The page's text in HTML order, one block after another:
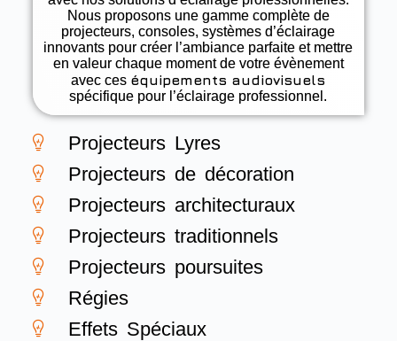
Nous proposons une gamme complète de
projecteurs, consoles, systèmes d’éclairage
innovants pour créer l’ambiance parfaite et mettre
en valeur chaque moment de votre évènement
avec ces équipements audiovisuels
spécifique pour l’éclairage professionnel.
Projecteurs Lyres
Projecteurs de décoration
Projecteurs architecturaux
Projecteurs traditionnels
Projecteurs poursuites
Régies
Effets Spéciaux